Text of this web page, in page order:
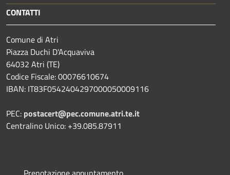
CONTATTI
Comune di Atri
Piazza Duchi D'Acquaviva
64032 Atri (TE)
Codice Fiscale: 00076610674
IBAN: IT83F0542404297000050009116
PEC: postacert@pec.comune.atri.te.it
Centralino Unico: +39.085.87911